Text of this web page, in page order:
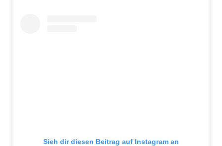
Sieh dir diesen Beitrag auf Instagram an